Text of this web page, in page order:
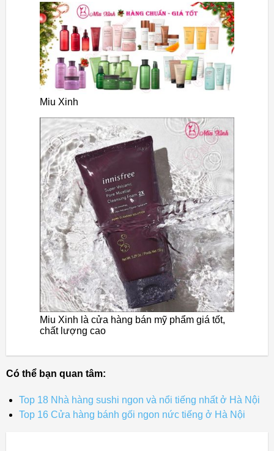
Miu Xinh
Miu Xinh là cửa hàng bán mỹ phẩm giá tốt,
chất lượng cao
Có thể bạn quan tâm:
Top 18 Nhà hàng sushi ngon và nổi tiếng nhất ở Hà Nội
Top 16 Cửa hàng bánh gối ngon nức tiếng ở Hà Nội